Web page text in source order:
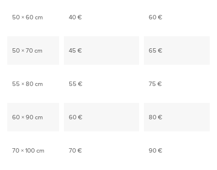
50 × 60 cm 40 € 60 €
50 × 70 cm 45 € 65 €
55 × 80 cm 55 € 75 €
60 × 90 cm 60 € 80 €
70 × 100 cm 70 € 90 €